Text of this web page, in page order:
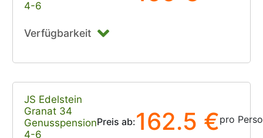
4-6
Verfügbarkeit
JS Edelstein
Granat 34
Genusspension
4-6
Preis ab:162.5 €pro